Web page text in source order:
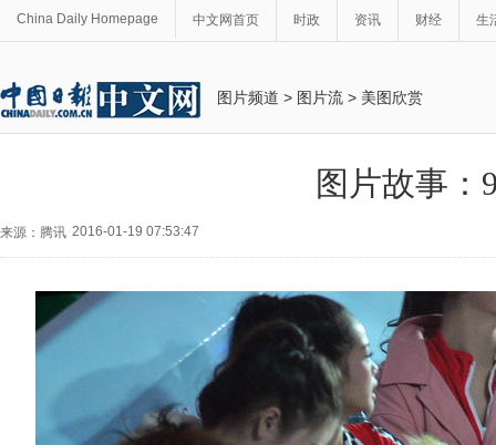
China Daily Homepage 中文网首页 时政 资讯 财经 生
图片频道 > 图片流 > 美图欣赏
图片故事：
来源：腾讯 2016-01-19 07:53:47